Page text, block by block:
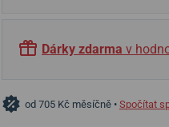
Dárky zdarma v
od 705 Kč měsíčně • Spočítat